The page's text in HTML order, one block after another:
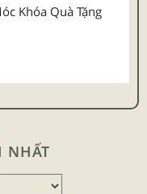
Khóa Quà Tặng
NHẤT